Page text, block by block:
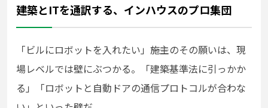
建築とITを通訳する、インハウスのプロ集団
「ビルにロボットを入れたい」――施主のその願いは、現
場レベルでは壁にぶつかる。「建築基準法に引っかか
る」「ロボットと自動ドアの通信プロトコルが合わな